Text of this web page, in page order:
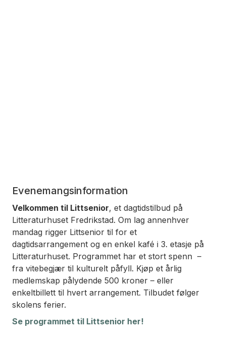
Evenemangsinformation
Velkommen til Littsenior, et dagtidstilbud på
Litteraturhuset Fredrikstad. Om lag annenhver
mandag rigger Littsenior til for et
dagtidsarrangement og en enkel kafé i 3. etasje på
Litteraturhuset. Programmet har et stort spenn –
fra vitebegjær til kulturelt påfyll. Kjøp et årlig
medlemskap pålydende 500 kroner – eller
enkeltbillett til hvert arrangement. Tilbudet følger
skolens ferier.
Se programmet til Littsenior her!